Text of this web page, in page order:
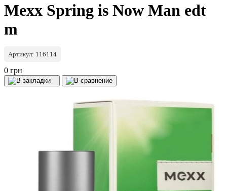
Mexx Spring is Now Man edt
m
Артикул: 116114
0 грн